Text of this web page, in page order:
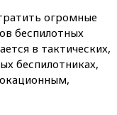
огромные
беспилотных
в тактических,
беспилотниках,